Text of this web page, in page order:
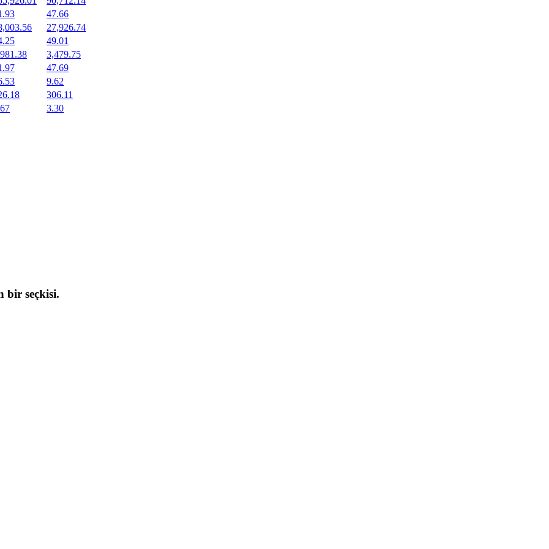
47.66
27,926.74
49.01
3,479.75
47.69
9.62
306.11
3.30
bir seçkisi.